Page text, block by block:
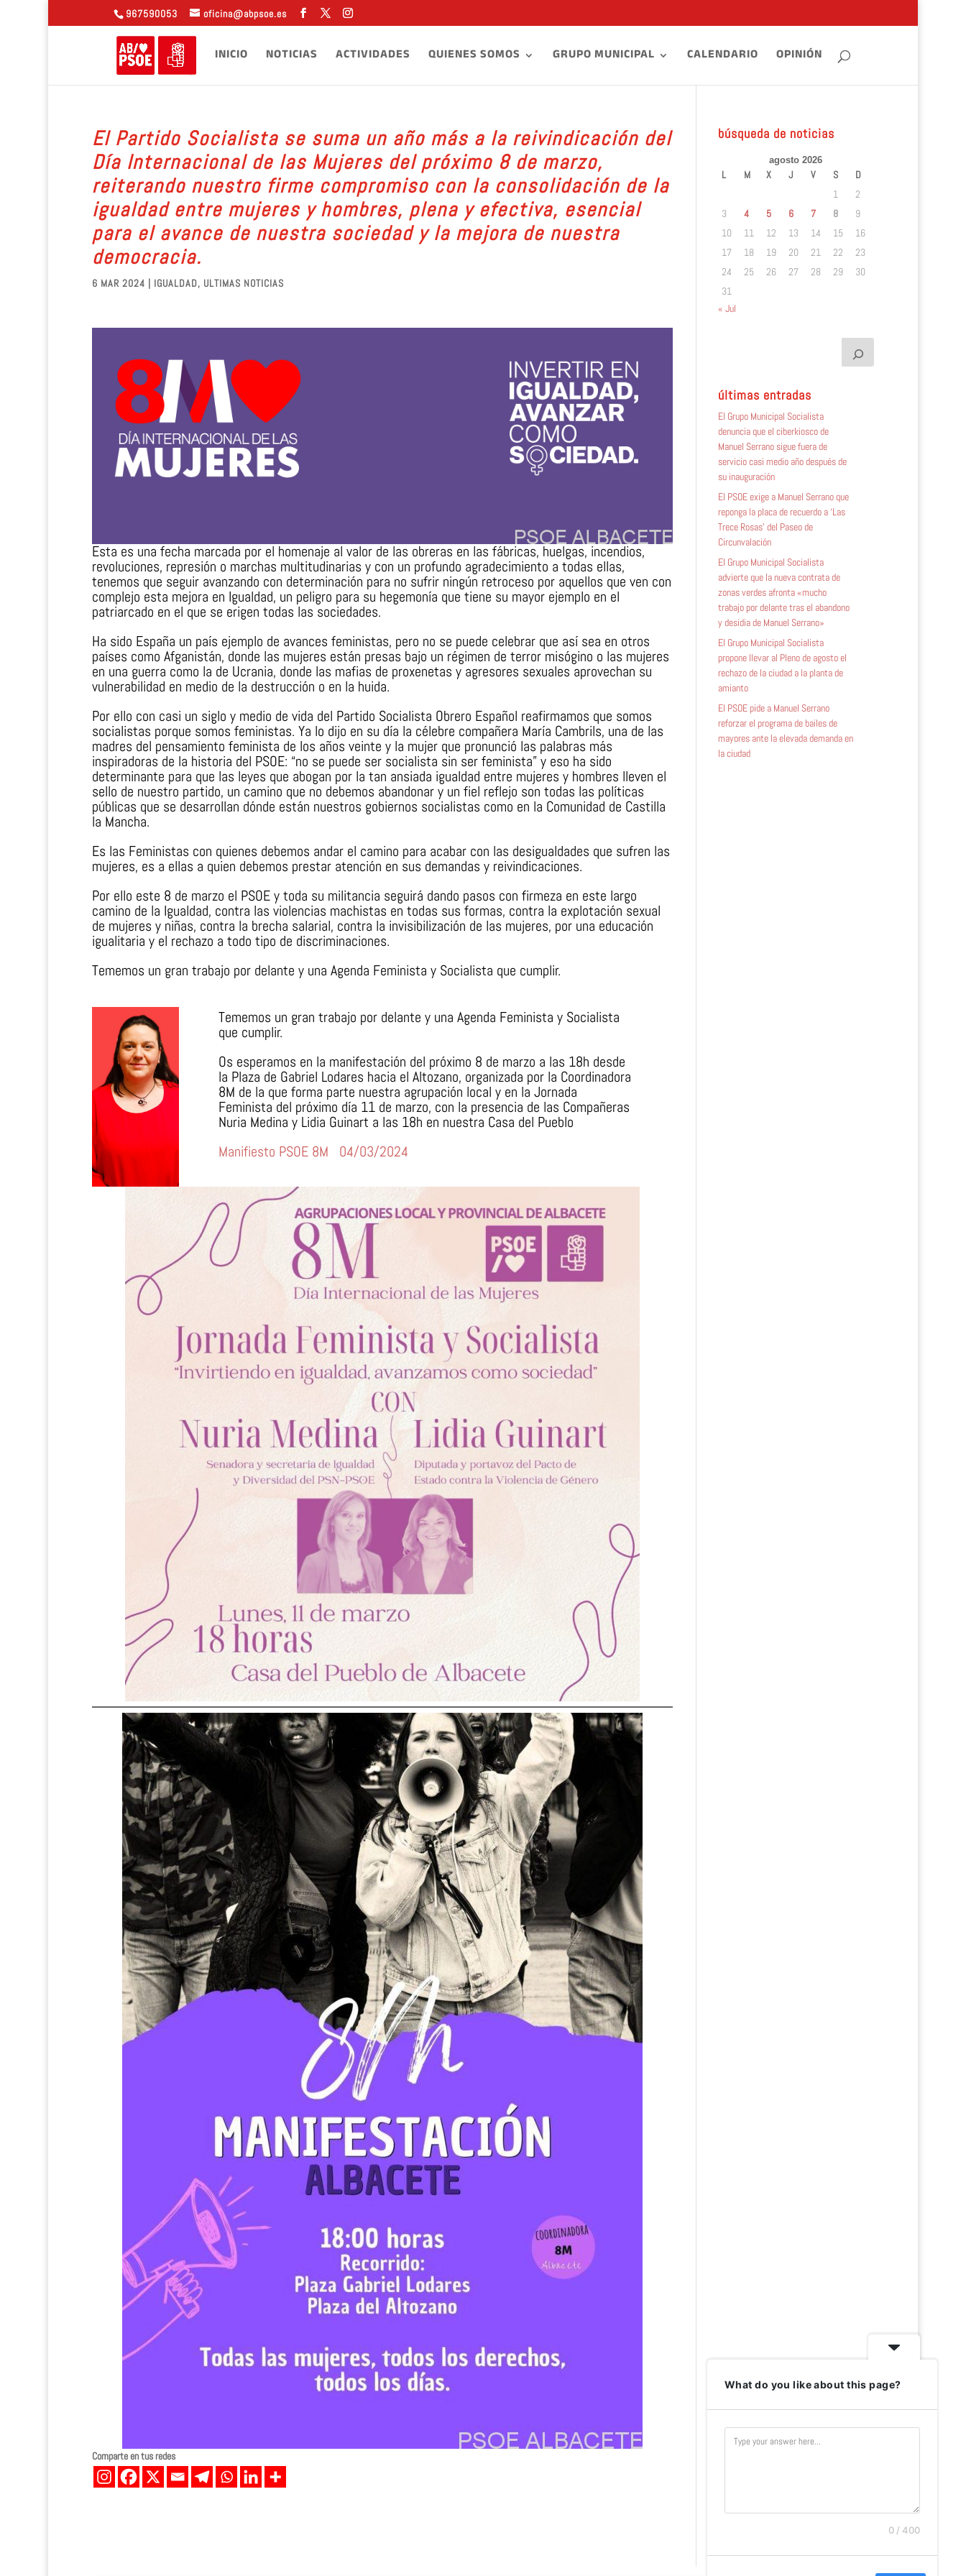
967590053 oficina@abpsoe.es
INICIO NOTICIAS ACTIVIDADES QUIENES SOMOS GRUPO MUNICIPAL CALENDARIO OPINIÓN
El Partido Socialista se suma un año más a la reivindicación del
Día Internacional de las Mujeres del próximo 8 de marzo,
reiterando nuestro firme compromiso con la consolidación de la
igualdad entre mujeres y hombres, plena y efectiva, esencial
para el avance de nuestra sociedad y la mejora de nuestra
democracia.
6 MAR 2024 | IGUALDAD, ULTIMAS NOTICIAS
Esta es una fecha marcada por el homenaje al valor de las obreras en las fábricas, huelgas, incendios,
revoluciones, represión o marchas multitudinarias y con un profundo agradecimiento a todas ellas,
tenemos que seguir avanzando con determinación para no sufrir ningún retroceso por aquellos que ven con
complejo esta mejora en Igualdad, un peligro para su hegemonía que tiene su mayor ejemplo en el
patriarcado en el que se erigen todas las sociedades.
Ha sido España un país ejemplo de avances feministas, pero no se puede celebrar que así sea en otros
países como Afganistán, donde las mujeres están presas bajo un régimen de terror misógino o las mujeres
en una guerra como la de Ucrania, donde las mafias de proxenetas y agresores sexuales aprovechan su
vulnerabilidad en medio de la destrucción o en la huida.
Por ello con casi un siglo y medio de vida del Partido Socialista Obrero Español reafirmamos que somos
socialistas porque somos feministas. Ya lo dijo en su día la célebre compañera María Cambrils, una de las
madres del pensamiento feminista de los años veinte y la mujer que pronunció las palabras más
inspiradoras de la historia del PSOE: “no se puede ser socialista sin ser feminista” y eso ha sido
determinante para que las leyes que abogan por la tan ansiada igualdad entre mujeres y hombres lleven el
sello de nuestro partido, un camino que no debemos abandonar y un fiel reflejo son todas las políticas
públicas que se desarrollan dónde están nuestros gobiernos socialistas como en la Comunidad de Castilla
la Mancha.
Es las Feministas con quienes debemos andar el camino para acabar con las desigualdades que sufren las
mujeres, es a ellas a quien debemos prestar atención en sus demandas y reivindicaciones.
Por ello este 8 de marzo el PSOE y toda su militancia seguirá dando pasos con firmeza en este largo
camino de la Igualdad, contra las violencias machistas en todas sus formas, contra la explotación sexual
de mujeres y niñas, contra la brecha salarial, contra la invisibilización de las mujeres, por una educación
igualitaria y el rechazo a todo tipo de discriminaciones.
Tememos un gran trabajo por delante y una Agenda Feminista y Socialista que cumplir.
Tememos un gran trabajo por delante y una Agenda Feminista y Socialista
que cumplir.
Os esperamos en la manifestación del próximo 8 de marzo a las 18h desde
la Plaza de Gabriel Lodares hacia el Altozano, organizada por la Coordinadora
8M de la que forma parte nuestra agrupación local y en la Jornada
Feminista del próximo día 11 de marzo, con la presencia de las Compañeras
Nuria Medina y Lidia Guinart a las 18h en nuestra Casa del Pueblo
Manifiesto PSOE 8M 04/03/2024
Comparte en tus redes
búsqueda de noticias
agosto 2026
L M X J V S
D
1
2
3
4 5 6 7 8
9
10
11 12 13 14 15
16
17
18 19 20 21 22
23
24
25 26 27 28 29
30
31
« Jul
últimas entradas
El Grupo Municipal Socialista
denuncia que el ciberkiosco de
Manuel Serrano sigue fuera de
servicio casi medio año después de
su inauguración
El PSOE exige a Manuel Serrano que
reponga la placa de recuerdo a ‘Las
Trece Rosas’ del Paseo de
Circunvalación
El Grupo Municipal Socialista
advierte que la nueva contrata de
zonas verdes afronta «mucho
trabajo por delante tras el abandono
y desidia de Manuel Serrano»
El Grupo Municipal Socialista
propone llevar al Pleno de agosto el
rechazo de la ciudad a la planta de
amianto
El PSOE pide a Manuel Serrano
reforzar el programa de bailes de
mayores ante la elevada demanda en
la ciudad
What do you like about this page?
0 / 400